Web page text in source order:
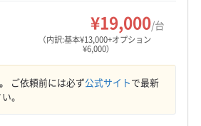
夕張郡由仁町¥19,000/台
（内訳:基本¥13,000+オプション
¥6,000）
ご依頼前には必ず公式サイトで最新
。